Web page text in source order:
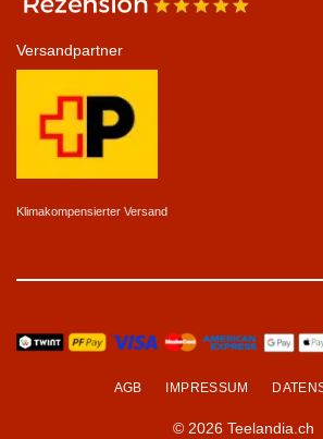
Versandpartner
Klimakompensierter Versand
AGB IMPRESSUM
© 2026 Teelandia.ch